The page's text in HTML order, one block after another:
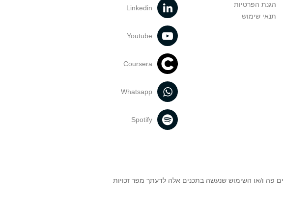
הגנת הפרטיות
תנאי שימוש
Linkedin
Youtube
Coursera
Whatsapp
Spotify
פה ו/או השימוש שנעשה בתכנים אלה לדעתך מפר זכויות